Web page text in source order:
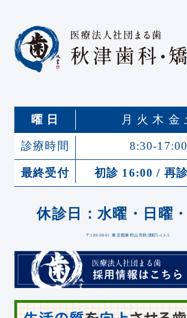
曜 日 月 火 木 金
診療時間 8:30-17:00
最終受付 初診 16:00 / 再
休診日：水曜・日曜
〒189-0001 東京都東村山市秋津町5-13-5